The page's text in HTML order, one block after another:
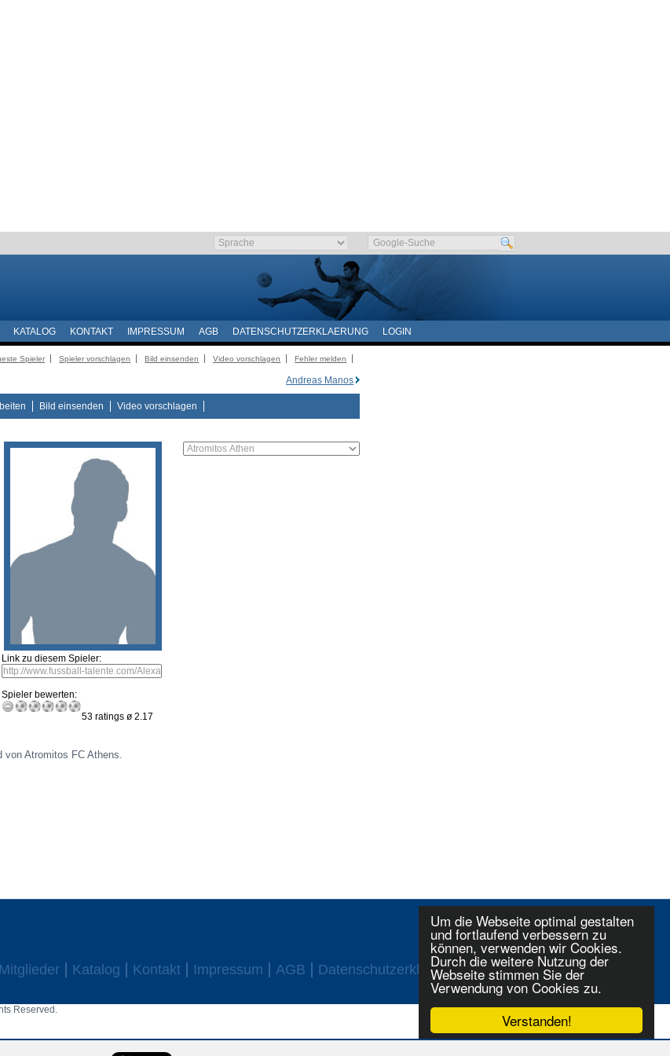
Verstanden!
Um die Webseite optimal gestalten
und fortlaufend verbessern zu
können, verwenden wir Cookies.
Durch die weitere Nutzung der
Webseite stimmen Sie der
Verwendung von Cookies zu.
KATALOG KONTAKT IMPRESSUM AGB DATENSCHUTZERKLAERUNG LOGIN
Spieler Spieler vorschlagen Bild einsenden Video vorschlagen
Fehler melden
Andreas Manos
Bild einsenden Video vorschlagen
Link zu diesem Spieler:
Spieler bewerten:
53 ratings ø 2.17
von Atromitos FC Athens.
Mitglieder Katalog Kontakt Impressum AGB Datenschutzerklaerung Login
Reserved.